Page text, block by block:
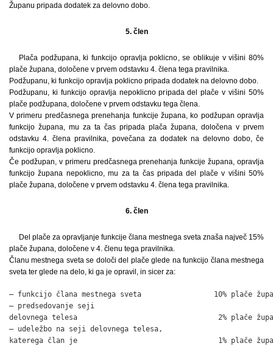
Županu pripada dodatek za delovno dobo.
5. člen
Plača podžupana, ki funkcijo opravlja poklicno, se oblikuje v višini 80%
plače župana, določene v prvem odstavku 4. člena tega pravilnika.
Podžupanu, ki funkcijo opravlja poklicno pripada dodatek na delovno dobo.
Podžupanu, ki funkcijo opravlja nepoklicno pripada del plače v višini 50%
plače podžupana, določene v prvem odstavku tega člena.
V primeru predčasnega prenehanja funkcije župana, ko podžupan opravlja
funkcijo župana, mu za ta čas pripada plača župana, določena v prvem
odstavku 4. člena pravilnika, povečana za dodatek na delovno dobo, če
funkcijo opravlja poklicno.
Če podžupan, v primeru predčasnega prenehanja funkcije župana, opravlja
funkcijo župana nepoklicno, mu za ta čas pripada del plače v višini 50%
plače župana, določene v prvem odstavku 4. člena tega pravilnika.
6. člen
Del plače za opravljanje funkcije člana mestnega sveta znaša največ 15%
plače župana, določene v 4. členu tega pravilnika.
Članu mestnega sveta se določi del plače glede na funkcijo člana mestnega
sveta ter glede na delo, ki ga je opravil, in sicer za:
– funkcijo člana mestnega sveta                 10% plače
– predsedovanje seji
delovnega telesa                                 2% plače
– udeležbo na seji delovnega telesa,
katerega član je                                 1% plače